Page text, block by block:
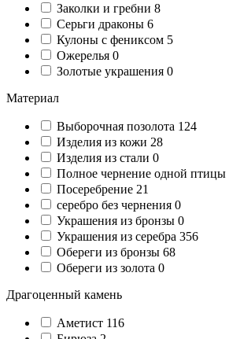
Заколки и гребни 8
Серьги драконы 6
Кулоны с фениксом 5
Ожерелья 0
Золотые украшения 0
Материал
Выборочная позолота 124
Изделия из кожи 28
Изделия из стали 0
Полное чернение одной птицы
Посеребрение 21
серебро без чернения 0
Украшения из бронзы 0
Украшения из серебра 356
Обереги из бронзы 68
Обереги из золота 0
Драгоценный камень
Аметист 116